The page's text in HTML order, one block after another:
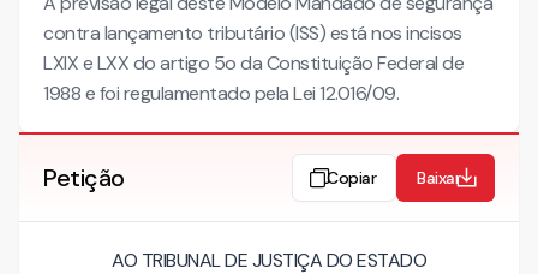
contra lançamento tributário (ISS) está nos incisos
LXIX e LXX do artigo 5o da Constituição Federal de
1988 e foi regulamentado pela Lei 12.016/09.
Petição Copiar Baixar
AO TRIBUNAL DE JUSTIÇA DO ESTADO